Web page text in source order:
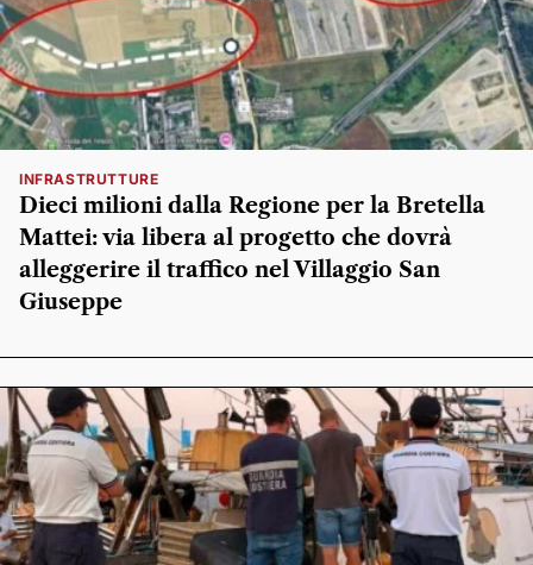
INFRASTRUTTURE
Dieci milioni dalla Regione per la Bretella
Mattei: via libera al progetto che dovrà
alleggerire il traffico nel Villaggio San
Giuseppe